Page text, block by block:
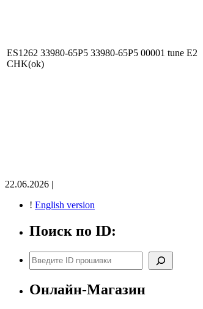
ES1262 33980-65P5 33980-65P5 00001 tune E2
CHK(ok)
22.06.2026 |
! English version
Поиск по ID:
Поиск
Онлайн-Магазин